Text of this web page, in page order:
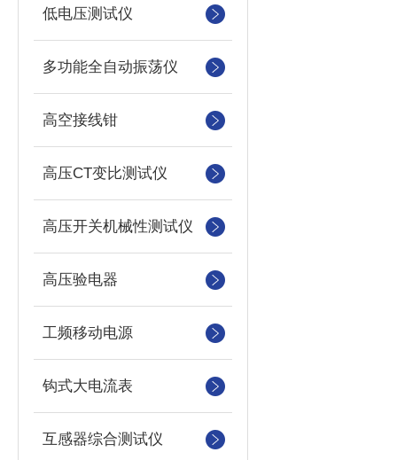
低电压测试仪
多功能全自动振荡仪
高空接线钳
高压CT变比测试仪
高压开关机械性测试仪
高压验电器
工频移动电源
钩式大电流表
互感器综合测试仪